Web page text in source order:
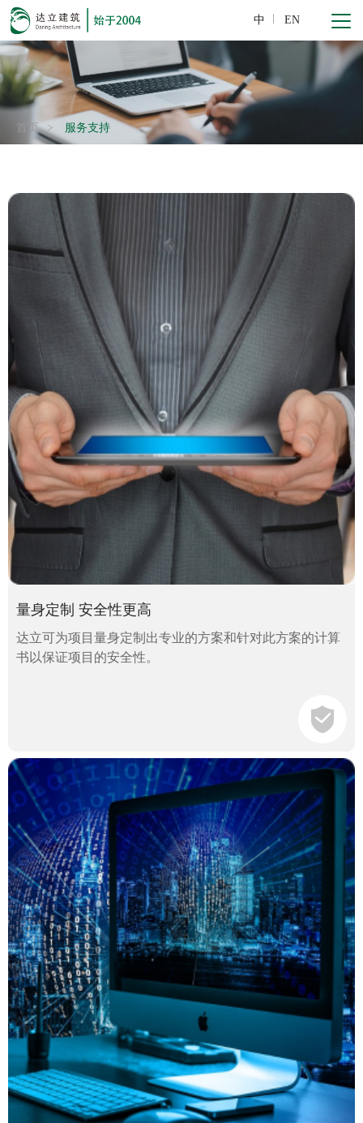
中 EN
首页 > 服务支持
量身定制 安全性更高
达立可为项目量身定制出专业的方案和针对此方案的计算
书以保证项目的安全性。